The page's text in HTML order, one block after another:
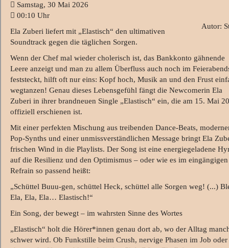
Samstag, 30 Mai 2026
00:10 Uhr
Autor:
Ela Zuberi liefert mit „Elastisch“ den ultimativen
Soundtrack gegen die täglichen Sorgen.
Wenn der Chef mal wieder cholerisch ist, das Bankkonto gähnende
Leere anzeigt und man zu allem Überfluss auch noch im
feststeckt, hilft oft nur eins: Kopf hoch, Musik an und den Frust
wegtanzen! Genau dieses Lebensgefühl fängt die Newcomerin Ela
Zuberi in ihrer brandneuen Single „Elastisch“ ein, die am 15. Mai
offiziell erschienen ist.
Mit einer perfekten Mischung aus treibenden Dance-Beats,
Pop-Synths und einer unmissverständlichen Message bringt Ela
frischen Wind in die Playlists. Der Song ist eine energiegeladene
auf die Resilienz und den Optimismus – oder wie es im eingängigen
Refrain so passend heißt:
„Schüttel Buuu-gen, schüttel Heck, schüttel alle Sorgen weg! (...)
Ela, Ela, Ela… Elastisch!“
Ein Song, der bewegt – im wahrsten Sinne des Wortes
„Elastisch“ holt die Hörer*innen genau dort ab, wo der Alltag
schwer wird. Ob Funkstille beim Crush, nervige Phasen im Job oder